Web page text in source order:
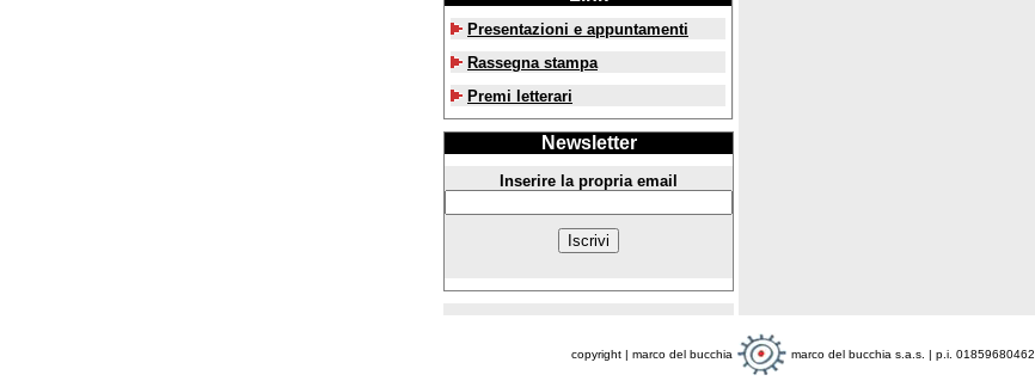
Presentazioni e appuntamenti
Rassegna stampa
Premi letterari
Newsletter
Inserire la propria email
copyright | marco del bucchia marco del bucchia s.a.s. | p.i. 01859680462